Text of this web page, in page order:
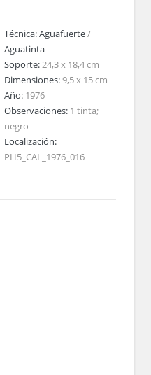
Técnica:Aguafuerte/
Aguatinta
Soporte:24,3 x 18,4 cm
Dimensiones:9,5 x 15 cm
Año: 1976
Observaciones: 1 tinta;
negro
Localización:
PH5_CAL_1976_016